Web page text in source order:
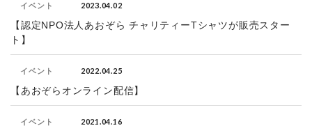
イベント 2023.04.02
【認定NPO法人あおぞら チャリティーTシャツが販売スター
ト】
イベント 2022.04.25
【あおぞらオンライン配信】
イベント 2021.04.16